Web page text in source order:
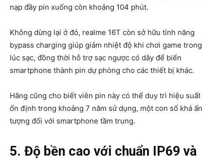
nạp đầy pin xuống còn khoảng 104 phút.
Không dừng lại ở đó, realme 16T còn sở hữu tính năng
bypass charging giúp giảm nhiệt độ khi chơi game trong
lúc sạc, đồng thời hỗ trợ sạc ngược có dây để biến
smartphone thành pin dự phòng cho các thiết bị khác.
Hãng cũng cho biết viên pin này có thể duy trì hiệu suất
ổn định trong khoảng 7 năm sử dụng, một con số khá ấn
tượng đối với smartphone tầm trung.
5. Độ bền cao với chuẩn IP69 và